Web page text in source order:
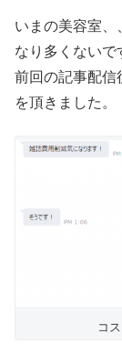
いまの美容室、
なり多くないで
前回の記事配信
を頂きました。
コ